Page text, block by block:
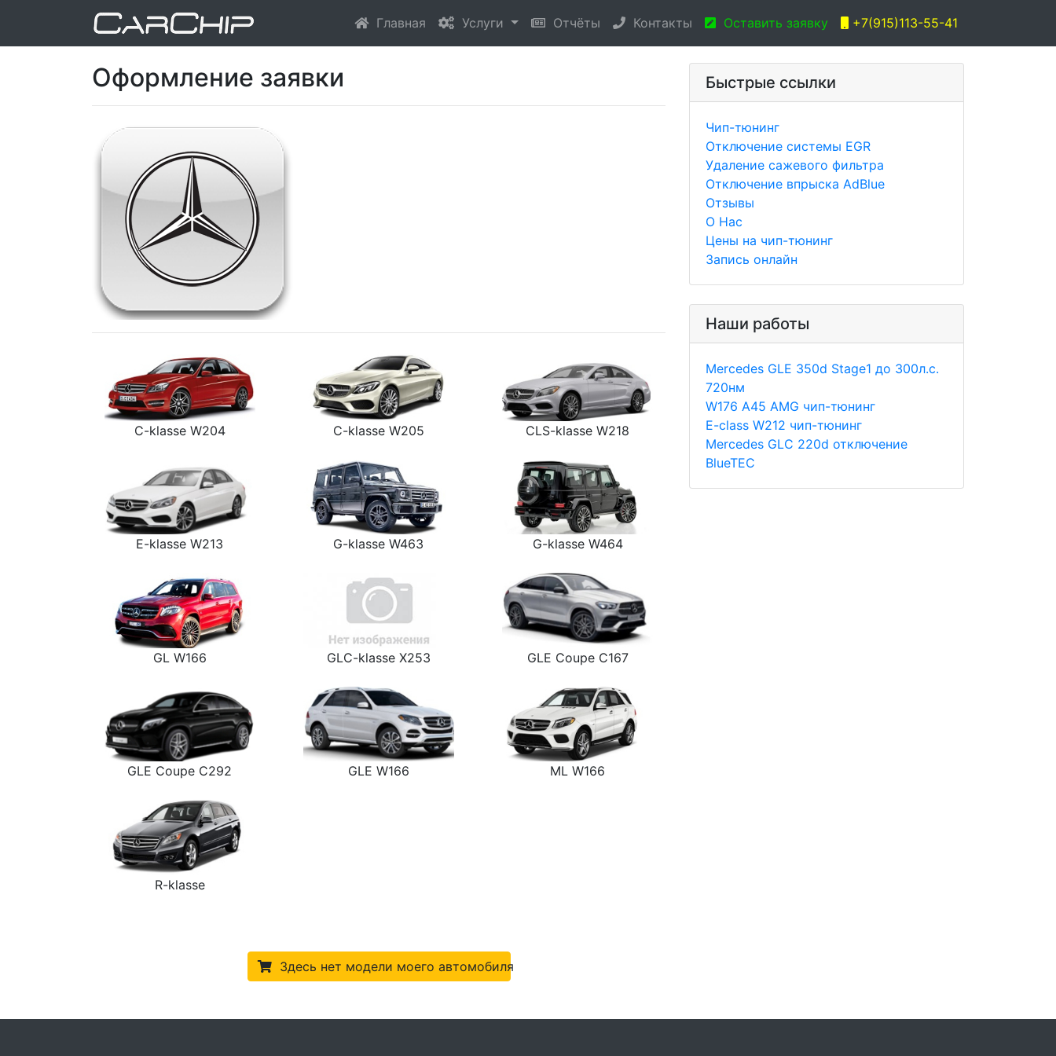
Главная (current)Услуги Отчёты Контакты Оставить заявку +7(915)113-55-41
Оформление заявки
C-klasse W204 C-klasse W205 CLS-klasse W218
E-klasse W213 G-klasse W463 G-klasse W464
GL W166 GLC-klasse X253 GLE Coupe C167
GLE Coupe C292 GLE W166 ML W166
R-klasse
Здесь нет модели моего автомобиля
Быстрые ссылки
Чип-тюнинг
Отключение системы EGR
Удаление сажевого фильтра
Отключение впрыска AdBlue
Отзывы
О Нас
Цены на чип-тюнинг
Запись онлайн
Наши работы
Merсedes GLE 350d Stage1 до 300л.с.
720нм
W176 A45 AMG чип-тюнинг
E-class W212 чип-тюнинг
Merсedes GLC 220d отключение
BlueTEC